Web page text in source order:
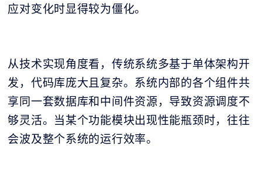
应对变化时显得较为僵化。
从技术实现角度看，传统系统多基于单体架构开
发，代码库庞大且复杂。系统内部的各个组件共
享同一套数据库和中间件资源，导致资源调度不
够灵活。当某个功能模块出现性能瓶颈时，往往
会波及整个系统的运行效率。